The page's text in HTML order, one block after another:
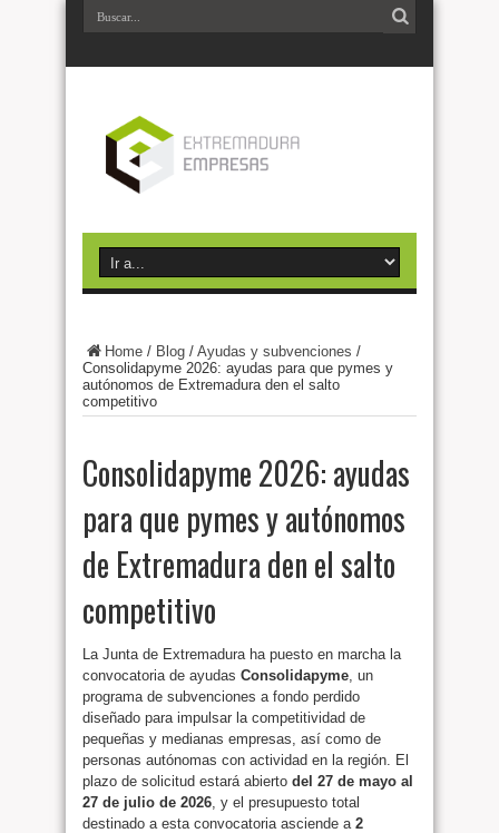
Home / Blog / Ayudas y subvenciones /
Consolidapyme 2026: ayudas para que pymes y
autónomos de Extremadura den el salto
competitivo
Consolidapyme 2026: ayudas
para que pymes y autónomos
de Extremadura den el salto
competitivo
La Junta de Extremadura ha puesto en marcha la
convocatoria de ayudas Consolidapyme, un
programa de subvenciones a fondo perdido
diseñado para impulsar la competitividad de
pequeñas y medianas empresas, así como de
personas autónomas con actividad en la región. El
plazo de solicitud estará abierto del 27 de mayo al
27 de julio de 2026, y el presupuesto total
destinado a esta convocatoria asciende a 2